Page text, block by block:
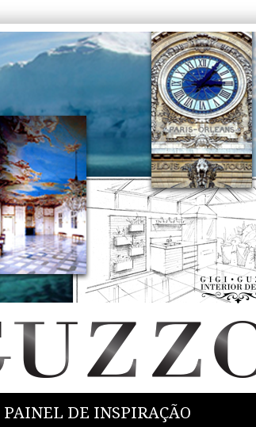
PAINEL DE INSPIRAÇÃO